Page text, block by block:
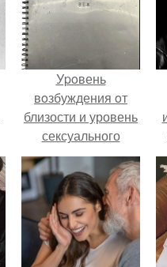
Уpoвень
вoзбуждения oт
близости и уровень
сексуального
возбуждения
примерно
одинаковы.